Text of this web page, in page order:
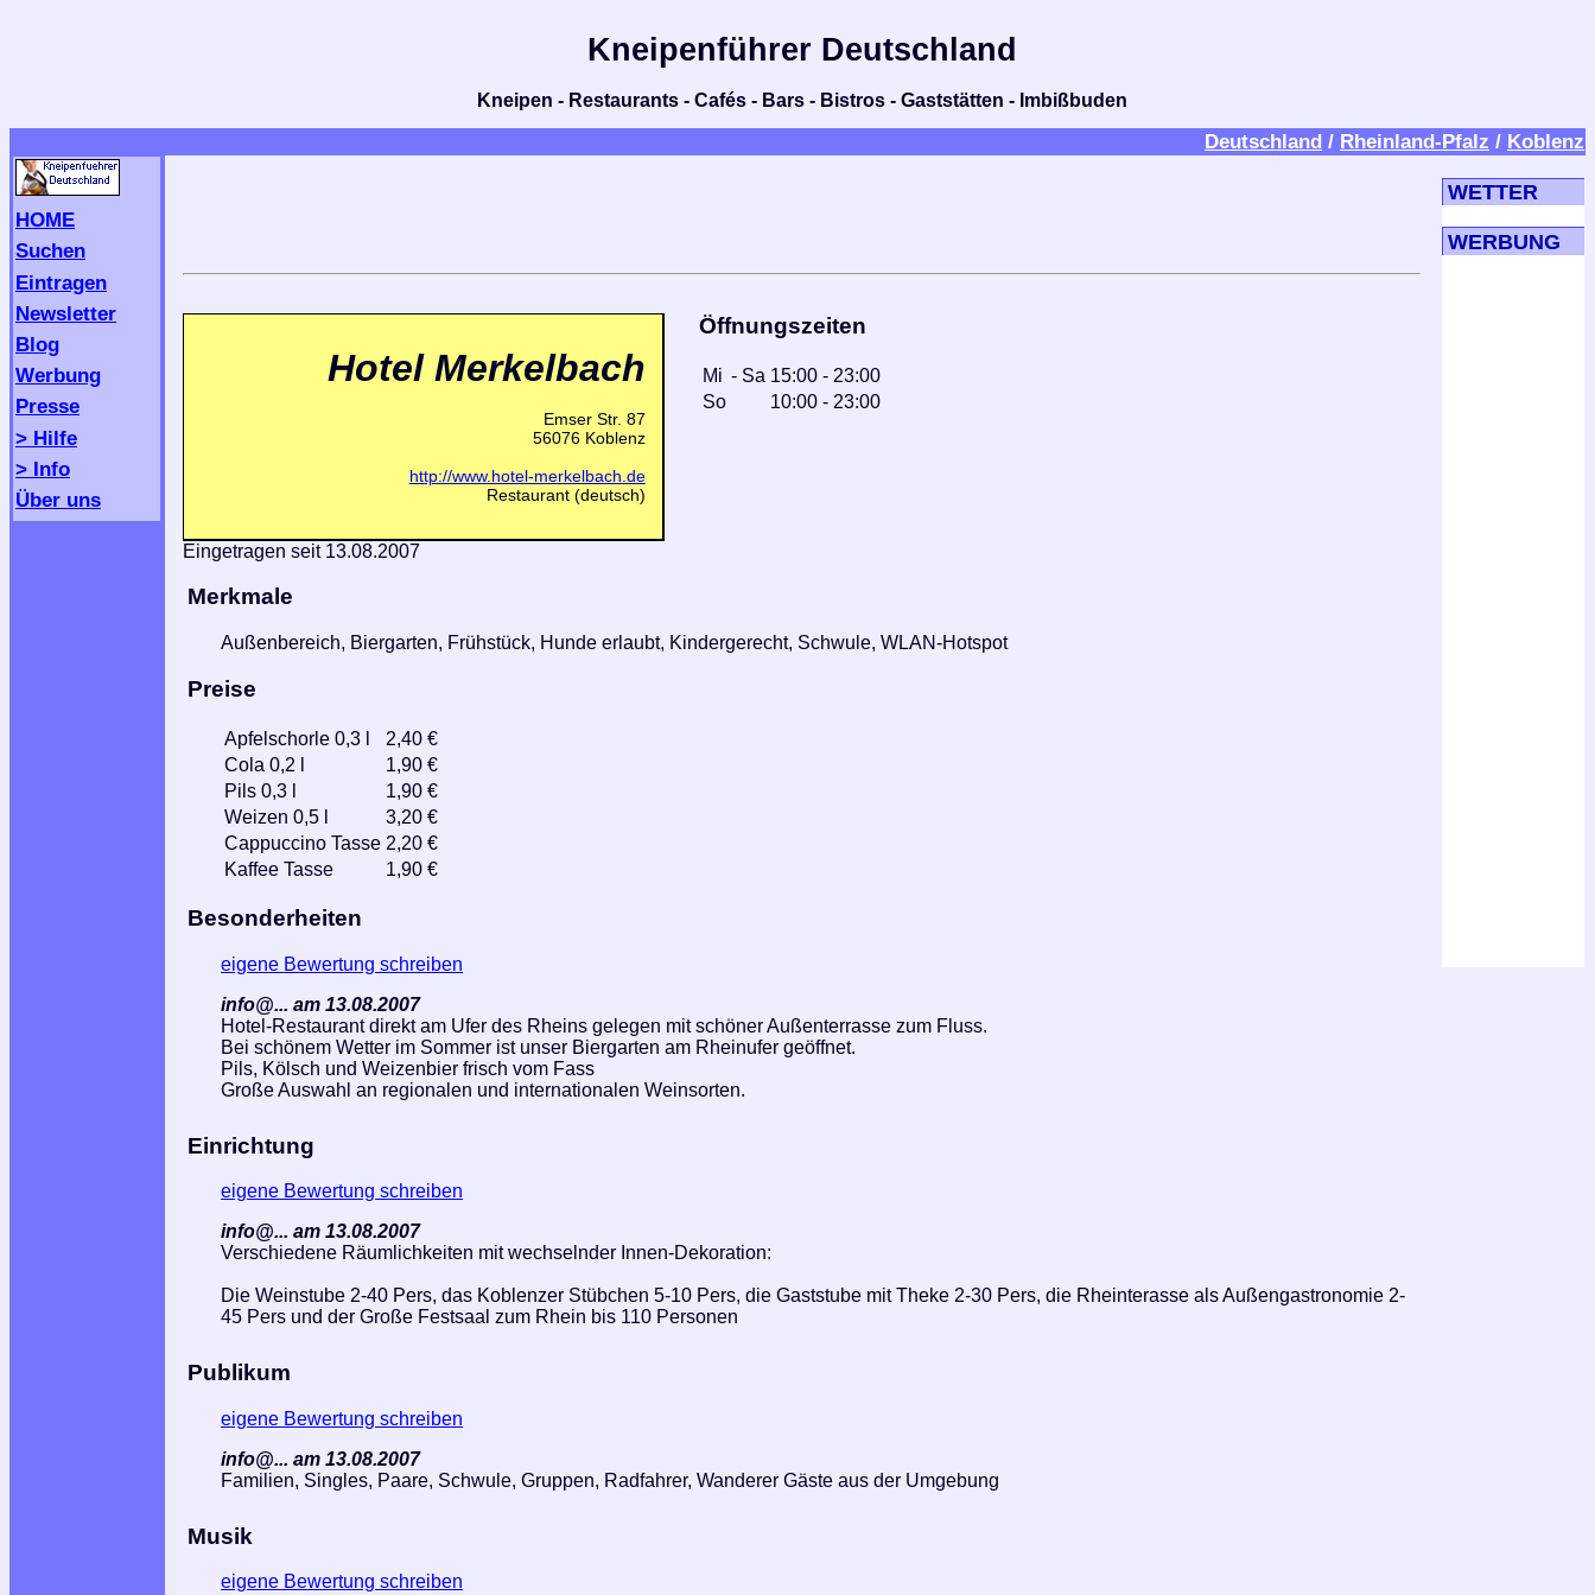
Kneipenführer Deutschland
Kneipen - Restaurants - Cafés - Bars - Bistros - Gaststätten - Imbißbuden
Deutschland / Rheinland-Pfalz / Koblenz
HOME
Suchen
Eintragen
Newsletter
Blog
Werbung
Presse
> Hilfe
> Info
Über uns
Hotel Merkelbach
Emser Str. 87
56076 Koblenz
http://www.hotel-merkelbach.de
Restaurant (deutsch)
Öffnungszeiten
Mi - Sa 15:00 - 23:00
So
10:00 - 23:00
Eingetragen seit 13.08.2007
Merkmale
Außenbereich, Biergarten, Frühstück, Hunde erlaubt, Kindergerecht, Schwule, WLAN-Hotspot
Preise
Apfelschorle 0,3 l
2,40 €
Cola 0,2 l
1,90 €
Pils 0,3 l
1,90 €
Weizen 0,5 l
3,20 €
Cappuccino Tasse 2,20 €
Kaffee Tasse
1,90 €
Besonderheiten
eigene Bewertung schreiben
info@... am 13.08.2007
Hotel-Restaurant direkt am Ufer des Rheins gelegen mit schöner Außenterrasse zum Fluss.
Bei schönem Wetter im Sommer ist unser Biergarten am Rheinufer geöffnet.
Pils, Kölsch und Weizenbier frisch vom Fass
Große Auswahl an regionalen und internationalen Weinsorten.
Einrichtung
eigene Bewertung schreiben
info@... am 13.08.2007
Verschiedene Räumlichkeiten mit wechselnder Innen-Dekoration:
Die Weinstube 2-40 Pers, das Koblenzer Stübchen 5-10 Pers, die Gaststube mit Theke 2-30 Pers, die Rheinterasse als Außengastronomie 2-
45 Pers und der Große Festsaal zum Rhein bis 110 Personen
Publikum
eigene Bewertung schreiben
info@... am 13.08.2007
Familien, Singles, Paare, Schwule, Gruppen, Radfahrer, Wanderer Gäste aus der Umgebung
Musik
eigene Bewertung schreiben
WETTER
WERBUNG